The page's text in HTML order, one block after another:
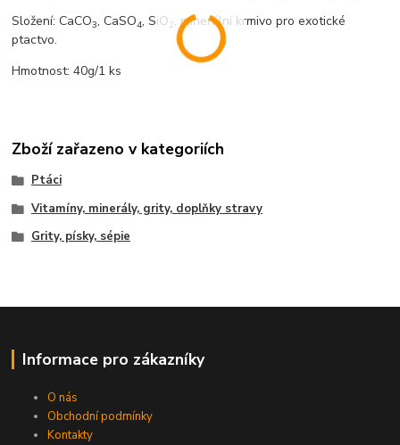
Složení: CaCO3, CaSO4, SiO2, minerální krmivo pro exotické
ptactvo.
Hmotnost: 40g/1 ks
Zboží zařazeno v kategoriích
Ptáci
Vitamíny, minerály, grity, doplňky stravy
Grity, písky, sépie
Informace pro zákazníky
O nás
Obchodní podmínky
Kontakty